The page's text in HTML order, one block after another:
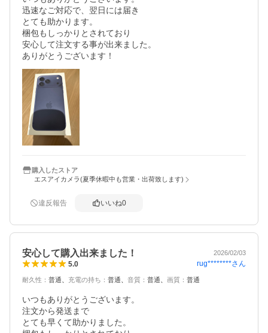
迅速なご対応で、翌日には届き
とても助かります。
梱包もしっかりとされており
安心して注文する事が出来ました。
ありがとうございます！
購入したストア
エスアイカメラ(夏季休暇中も営業・出荷致します)
違反報告 いいね0
安心して購入出来ました！ 2026/02/03
5.0 rug********さん
耐久性 ： 普通 充電の持ち ： 普通 音質 ： 普通 画質 ： 普通
いつもありがとうございます。
注文から発送まで
とても早くて助かりました。